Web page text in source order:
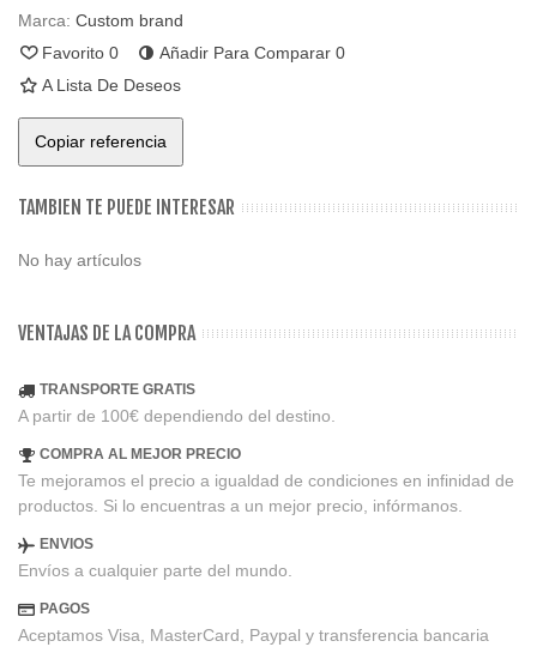
Marca: Custom brand
Favorito 0 Añadir Para Comparar 0
A Lista De Deseos
Copiar referencia
TAMBIEN TE PUEDE INTERESAR
No hay artículos
VENTAJAS DE LA COMPRA
TRANSPORTE GRATIS
A partir de 100€ dependiendo del destino.
COMPRA AL MEJOR PRECIO
Te mejoramos el precio a igualdad de condiciones en infinidad de
productos. Si lo encuentras a un mejor precio, infórmanos.
ENVIOS
Envíos a cualquier parte del mundo.
PAGOS
Aceptamos Visa, MasterCard, Paypal y transferencia bancaria